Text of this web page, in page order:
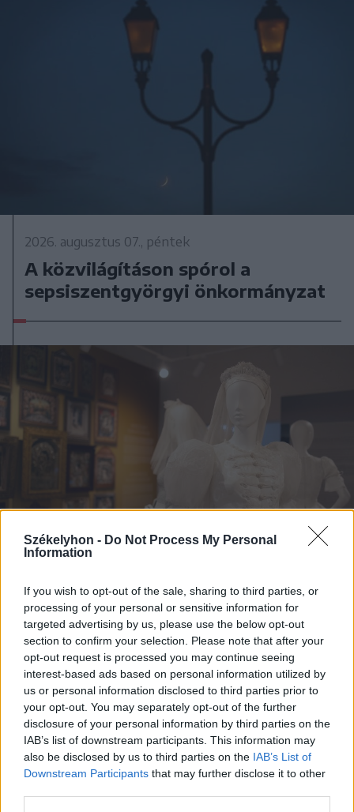
Székelyhon - Do Not Process My Personal
Information
If you wish to opt-out of the sale, sharing to third parties, or
processing of your personal or sensitive information for
targeted advertising by us, please use the below opt-out
section to confirm your selection. Please note that after your
opt-out request is processed you may continue seeing
interest-based ads based on personal information utilized by
us or personal information disclosed to third parties prior to
your opt-out. You may separately opt-out of the further
disclosure of your personal information by third parties on the
IAB’s list of downstream participants. This information may
also be disclosed by us to third parties on the IAB’s List of
Downstream Participants that may further disclose it to other
2026. augusztus 07., péntek
A közvilágításon spórol a
sepsiszentgyörgyi önkormányzat
2026. augusztus 07., péntek
Emberi sorsokat, érzelmeket
mutat be a Magyar Menyasszony
kiállítás